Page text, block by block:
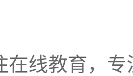
在线教育，